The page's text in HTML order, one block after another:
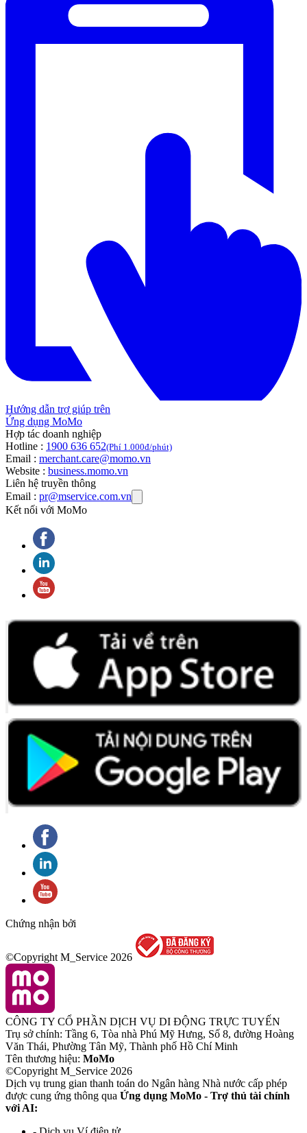
Hướng dẫn trợ giúp trên
Ứng dụng MoMo
Hợp tác doanh nghiệp
Hotline : 1900 636 652(Phí 1.000đ/phút)
Email : merchant.care@momo.vn
Website : business.momo.vn
Liên hệ truyền thông
Email : pr@mservice.com.vn
Kết nối với MoMo
Chứng nhận bởi
©Copyright M_Service 2026
CÔNG TY CỔ PHẦN DỊCH VỤ DI ĐỘNG TRỰC TUYẾN
Trụ sở chính: Tầng 6, Tòa nhà Phú Mỹ Hưng, Số 8, đường Hoàng
Văn Thái, Phường Tân Mỹ, Thành phố Hồ Chí Minh
Tên thương hiệu: MoMo
©Copyright M_Service 2026
Dịch vụ trung gian thanh toán do Ngân hàng Nhà nước cấp phép
được cung ứng thông qua Ứng dụng MoMo - Trợ thủ tài chính
với AI: